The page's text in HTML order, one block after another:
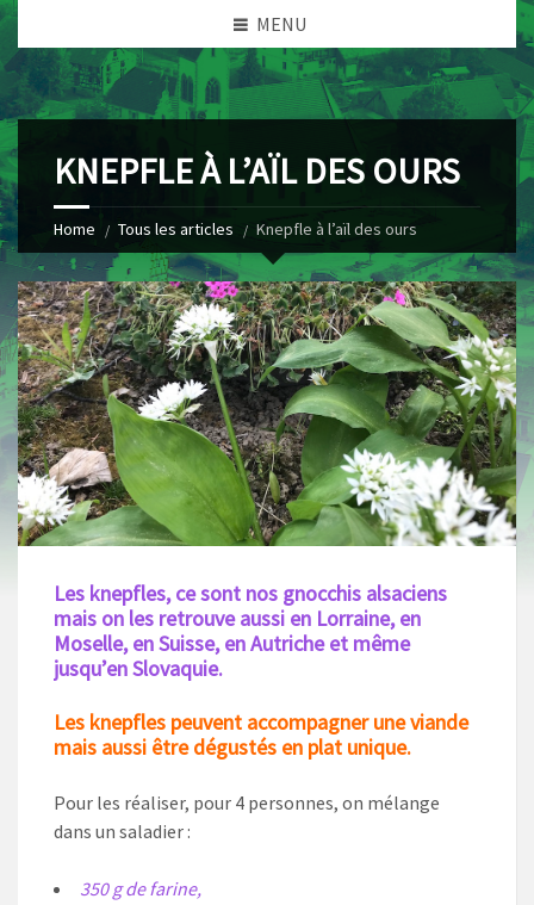
MENU
KNEPFLE À L’AÏL DES OURS
Home Tous les articles Knepfle à l’aïl des ours
Les knepfles, ce sont nos gnocchis alsaciens
mais on les retrouve aussi en Lorraine, en
Moselle, en Suisse, en Autriche et même
jusqu’en Slovaquie.
Les knepfles peuvent accompagner une viande
mais aussi être dégustés en plat unique.
Pour les réaliser, pour 4 personnes, on mélange
dans un saladier :
350 g de farine,